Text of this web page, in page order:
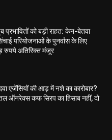
प्रभावितों को बड़ी राहत: केन-बेतवा
परियोजनाओं के पुनर्वास के लिए
रुपये अतिरिक्त मंजूर
एजेंसियों की आड़ में नशे का कारोबार?
ऑनरेक्स कफ सिरप का हिसाब नहीं, दो